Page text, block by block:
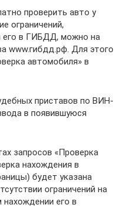
проверить авто у
ограничений,
его в ГИБДД, можно на
www.гибдд.рф. Для этого
автомобиля» в
приставов по ВИН-
в появившуюся
запросов «Проверка
нахождения в
будет указана
ограничений на
его в